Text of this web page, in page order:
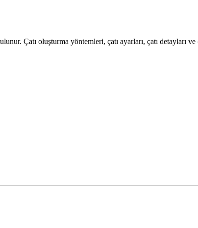
Çatı oluşturma yöntemleri, çatı ayarları, çatı detayları